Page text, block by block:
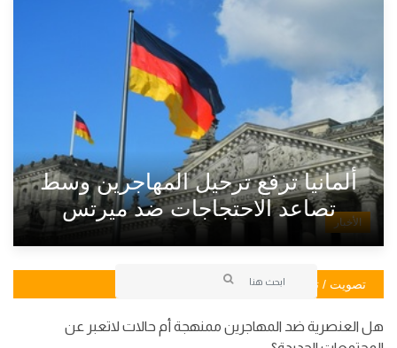
الأخبار
ألمانيا ترفع ترحيل المهاجرين وسط
تصاعد الاحتجاجات ضد ميرتس
تصويت / تصويت
هل العنصرية ضد المهاجرين ممنهجة أم حالات لاتعبر عن